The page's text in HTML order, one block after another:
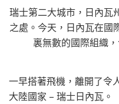
瑞士第二大城市，日內瓦
之處。今天，日內瓦在國
裏無數的國際組織
一早搭著飛機，離開了令
大陸國家 – 瑞士日內瓦。